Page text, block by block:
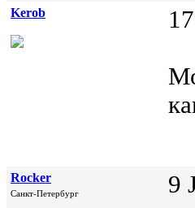
Kerob
Rocker
Санкт-Петербург 9